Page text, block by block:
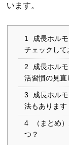
います。
1
成長ホル
チェックして
2
成長ホル
活習慣の見直
3
成長ホル
法もあります
4
（まとめ
つ？